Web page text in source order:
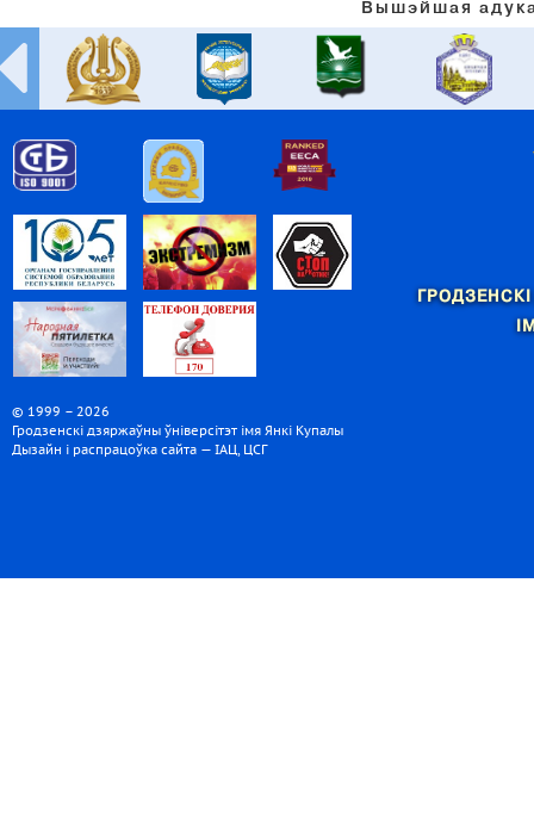
Вышэйшая
© 1999 – 2026
Гродзенскі дзяржаўны ўніверсітэт імя Янкі Купалы
Дызайн і распрацоўка сайта — ІАЦ, ЦСГ